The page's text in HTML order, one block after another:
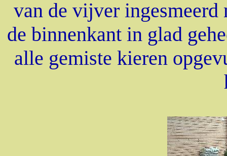
van de vijver ingesmeerd
de binnenkant in glad
alle gemiste kieren